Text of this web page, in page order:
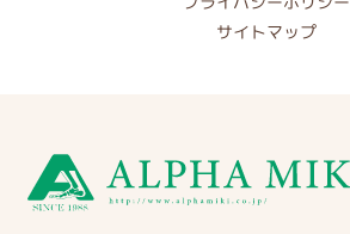
サイトマップ